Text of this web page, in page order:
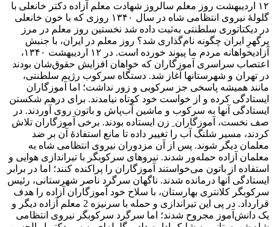
۱۲ اردیبهشت روز معلم سالروز شهادت معلم آزاده دکتر خانعلی با
گلولهٔ نیروی انتظامی شاه در سال ۱۳۴۰ روزی که با خون خانعلی
در دیکتاتوری سلطنتی به‌ثبت داده شد نخستین روز معلم در مرز
پرگهرِ ایران چگونه نام‌گذاری شد؟ روز معلم در ایران، با جنبش
آزادیخواهانه مردم ما پیوند خورده است. در ۱۲ اردیبهشت ۱۳۴۰،
اعتصاب سراسری آموزگاران که خواهان افزایش حقوق‌شان بودند
در تهران و شهرستانها آغاز شد. دستگاه سرکوب رژیم سلطنتی،
مانند همیشه پاسخی جز سرکوبی و زور نداشت؛ اما آموزگاران
ایستادگی کرده و از خواست خود کوتاه نیامدند. برای درهم شکستن
ایستادگی آنها به سرکوب و ماشین آب‌پاش و باتون روی آوردند. در
صف نخست، آموزگاران ِ زن ایستاده بودند. برخی آموزگاران تلاش
کردند، مسیر شلنگ آب را تغییر داده تا مانع استفادهٔ آن بر ضد
معلمان دیگر شوند. پس از آن مزدوران نیروی انتظامی شاه به
معلمان آزاده حمله‌ور شدند. نیروهای سرکوبگر با تیراندازی هوایی و
استفاده از باتون می‌خواستند آموزگاران را پراکنده کنند؛ اما در برابر
ایستادگی آنها درمانده شدند. ناگهان سرگرد ناصر شهرستانی، رئیس
سرکوبگر کلانتری بهارستان، با سلاح خود آموزگاران آزاده را هدف
قرارداد. در پی این تیراندازی و حمله با سرنیزه 2 معلم آزاده دیگر و
یک دانش‌آموز مجروح شدند؛ اما سرگرد سرکوبگر نیروی انتظامی